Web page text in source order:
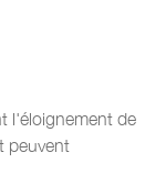
l'éloignement de
peuvent